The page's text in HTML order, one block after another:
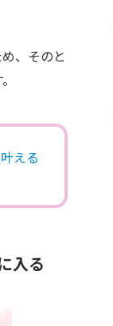
、 そのと
える
入る